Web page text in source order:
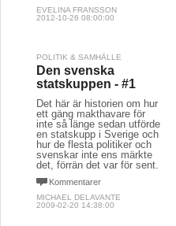
EVELINA FRANSSON
2012-10-26 08:00:00
POLITIK & SAMHÄLLE
Den svenska
statskuppen - #1
Det här är historien om hur
ett gäng makthavare för
inte så länge sedan utförde
en statskupp i Sverige och
hur de flesta politiker och
svenskar inte ens märkte
det, förrän det var för sent.
Kommentarer
MICHAEL DELAVANTE
2009-02-20 14:38:00